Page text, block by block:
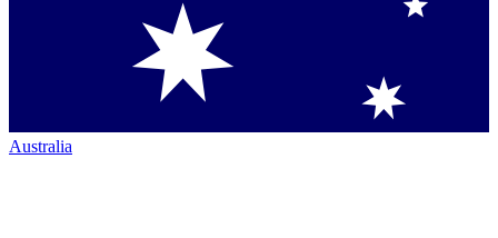
Australia